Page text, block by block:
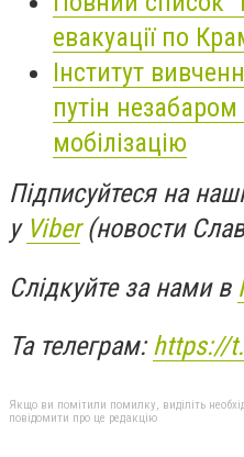
евакуації по
Інститут
путін
мобілізацію
Підписуйтеся на
у Viber(новости
Слідкуйте за нами в
Та телеграм:https://
Якщо ви помітили помилку, виділіть
повідомити про це редакцію